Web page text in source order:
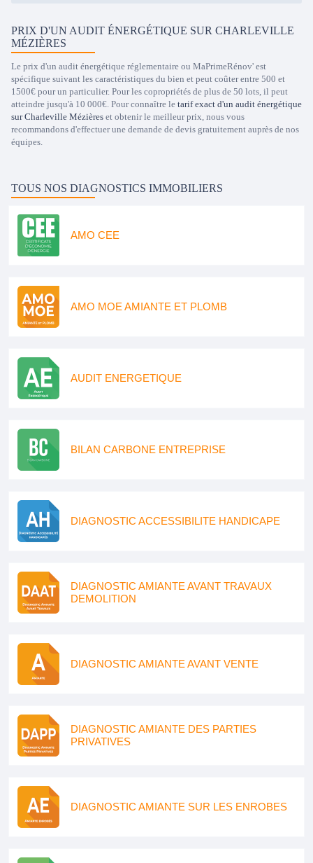
PRIX D'UN AUDIT ÉNERGÉTIQUE SUR CHARLEVILLE
MÉZIÈRES
Le prix d'un audit énergétique réglementaire ou MaPrimeRénov' est
spécifique suivant les caractéristiques du bien et peut coûter entre 500 et
1500€ pour un particulier. Pour les copropriétés de plus de 50 lots, il peut
atteindre jusqu'à 10 000€. Pour connaître le tarif exact d'un audit énergétique
sur Charleville Mézières et obtenir le meilleur prix, nous vous
recommandons d'effectuer une demande de devis gratuitement auprès de nos
équipes.
TOUS NOS DIAGNOSTICS IMMOBILIERS
AMO CEE
AMO MOE AMIANTE ET PLOMB
AUDIT ENERGETIQUE
BILAN CARBONE ENTREPRISE
DIAGNOSTIC ACCESSIBILITE HANDICAPE
DIAGNOSTIC AMIANTE AVANT TRAVAUX
DEMOLITION
DIAGNOSTIC AMIANTE AVANT VENTE
DIAGNOSTIC AMIANTE DES PARTIES
PRIVATIVES
DIAGNOSTIC AMIANTE SUR LES ENROBES